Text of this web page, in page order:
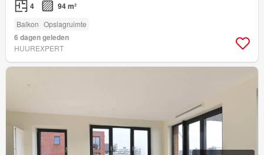
4 94 m²
Balkon Opslagruimte
6 dagen geleden
HUUREXPERT